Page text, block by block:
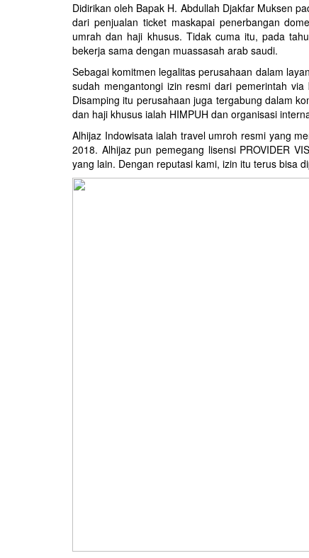
Didirikan oleh Bapak H. Abdullah Djakfar Muksen
dari penjualan ticket maskapai penerbangan
umrah dan haji khusus. Tidak cuma itu, pada
bekerja sama dengan muassasah arab saudi.
Sebagai komitmen legalitas perusahaan dalam
sudah mengantongi izin resmi dari pemerintah
Disamping itu perusahaan juga tergabung dalam
dan haji khusus ialah HIMPUH dan organisasi
Alhijaz Indowisataialah travel umroh resmi yang
2018. Alhijaz pun pemegang lisensi PROVIDER
yang lain. Dengan reputasi kami, izin itu terus bisa